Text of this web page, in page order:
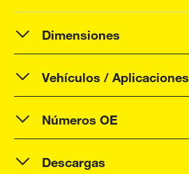
Dimensiones
Vehículos / Aplicaciones
Números OE
Descargas